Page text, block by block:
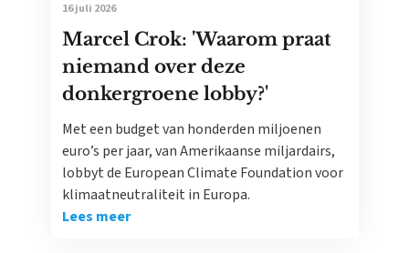
16 juli 2026
Marcel Crok: 'Waarom praat
niemand over deze
donkergroene lobby?'
Met een budget van honderden miljoenen
euro’s per jaar, van Amerikaanse miljardairs,
lobbyt de European Climate Foundation voor
klimaatneutraliteit in Europa.
Lees meer